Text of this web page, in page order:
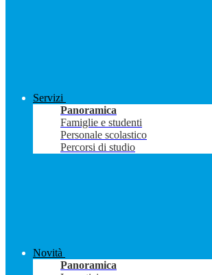
Servizi
Panoramica
Famiglie e studenti
Personale scolastico
Percorsi di studio
Novità
Panoramica